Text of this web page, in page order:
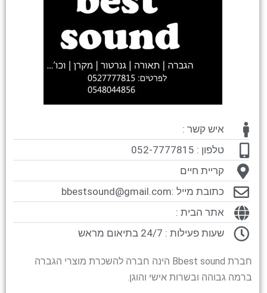
איש קשר :
טלפון : 052-7777815
קריית חיים
כתובת מייל :bbestsound@gmail.com
אתר הבית :
שעות פעילות : 24/7 בתיאום מראש
חברת Bbest sound הינה חברה להשכרת מוצרי הגברה
ברמה גבוהה ובשרות אישי והוגן.